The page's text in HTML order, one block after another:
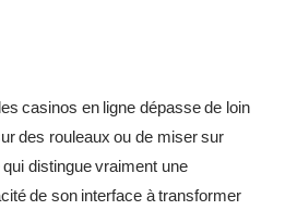
casinos en ligne dépasse de loin
des rouleaux ou de miser sur
distingue vraiment une
de son interface à transformer